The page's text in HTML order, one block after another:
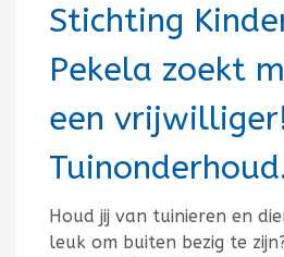
Stichting
Pekela zoekt
een
Houd jij van tuinieren en
leuk om buiten bezig te